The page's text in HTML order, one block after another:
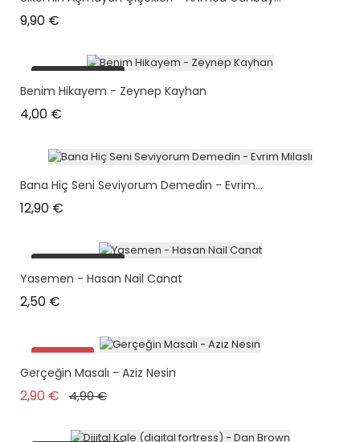
9,90 €
plus en stock
Benim Hikayem - Zeynep Kayhan
4,00 €
Bana Hiç Seni Seviyorum Demedin - Evrim...
12,90 €
plus en stock
Yasemen - Hasan Nail Canat
2,50 €
Promo !
Gerçeğin Masalı - Aziz Nesin
2,90 € Prix de base
4,90 €Prix